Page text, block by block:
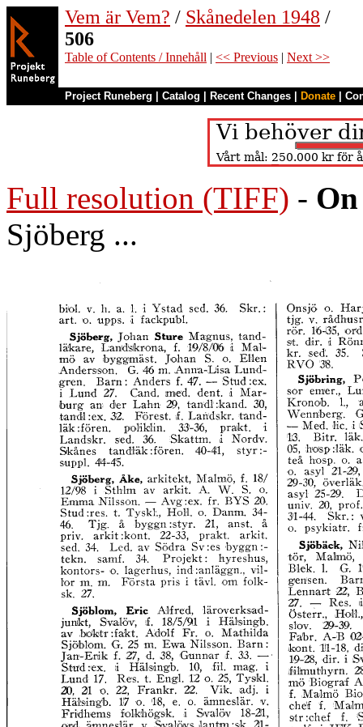
Vem är Vem? / Skånedelen 1948 /
506
Table of Contents / Innehåll | << Previous | Next >>
Project Runeberg Catalog Recent Changes Donate
Full resolution (TIFF) -
Sjöberg ...